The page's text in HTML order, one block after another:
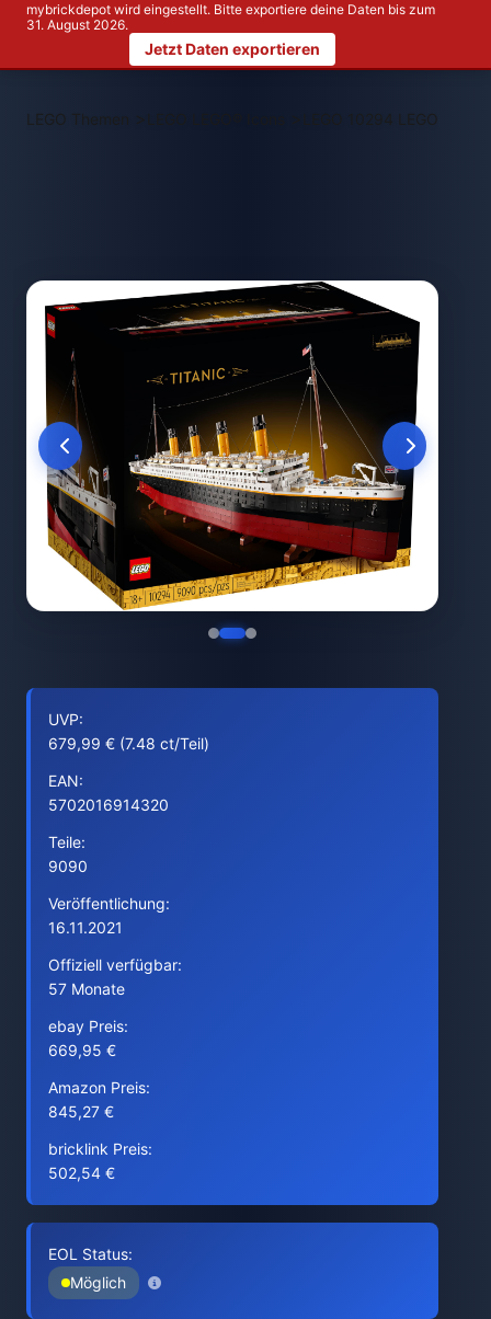
mybrickdepot wird eingestellt. Bitte exportiere deine Daten bis zum
31. August 2026.
Jetzt Daten exportieren
LEGO Themen > LEGO 10294 LEGO Titanic
UVP:
679,99 € (7.48 ct/Teil)
EAN:
5702016914320
Teile:
9090
Veröffentlichung:
16.11.2021
Offiziell verfügbar:
57 Monate
ebay Preis:
669,95 €
Amazon Preis:
845,27 €
bricklink Preis:
502,54 €
EOL Status:
Möglich